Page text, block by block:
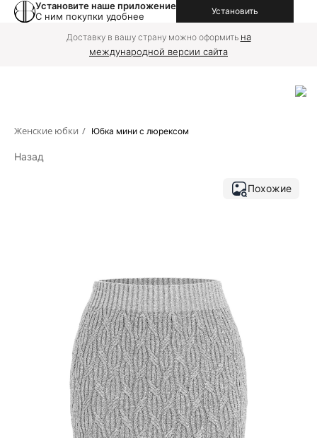
Установите наше приложение
С ним покупки удобнее
Установить
Доставку в вашу страну можно оформить на
международной версии сайта
Женские юбки / Юбка мини с люрексом
Назад
Похожие